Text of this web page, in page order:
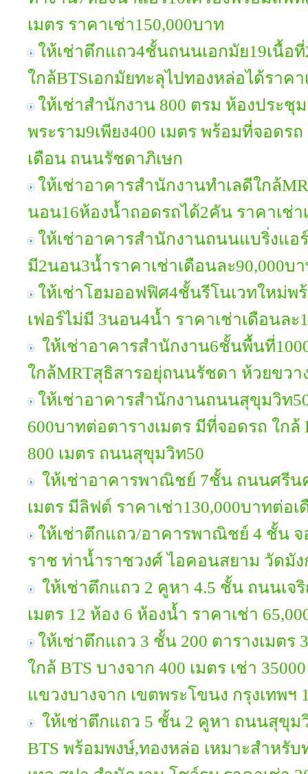
เมตร ราคาเช่า150,000บาท
ให้เช่าตึกแถว4ชั้นถนนเอกมัย19เนื้อที่
ใกล้BTSเอกมัยทะลุไปทองหล่อได้ราคา
ให้เช่าสำนักงาน 800 ตรม ห้องประชุ
พระราม9เพียง400 เมตร พร้อมที่จอดร
เดือน ถนนรัชดาภิเษก
ให้เช่าอาคารสำนักงานทำเลดีใกล้
นอน16ห้องน้ำถอดรถได้2คัน ราคาเช่า
ให้เช่าอาคารสำนักงานถนนแบริ่งแอ
มี2นอน3น้ำราคาเช่าเดือนละ90,000บ
ให้เช่าโฮมออฟฟิศ4ชั้นรีโนเวทใหม่
เฟอร์ไม่มี 3นอน4น้ำ ราคาเช่าเดือนล
ให้เช่าอาคารสำนักงาน6ชั้นพื้นที่
ใกล้MRTสุธิสารอยุ่ถนนรัชดา ห้วยขวา
ให้เช่าอาคารสำนักงานถนนสุขุมวิท
600บาทต่อตารางเมตร มีที่จอดรถ ใก
800 เมตร ถนนสุขุมวิท50
ให้เช่าอาคารพาณิชย์ 7ชั้น ถนนศรีน
เมตร มีลิฟต์ ราคาเช่า130,000บาทต่อเ
ให้เช่าตึกแถว/อาคารพาณิชย์ 4 ชั้น จ
ราช ท่าน้ำราชวงศ์ ไอคอนสยาม วัดมัง
ให้เช่าตึกแถว 2 คูหา 4.5 ชั้น ถนนเจ
เมตร 12 ห้อง 6 ห้องน้ำ ราคาเช่า
ให้เช่าตึกแถว 3 ชั้น 200 ตารางเมต
ใกล้ BTS บางจาก 400 เมตร เช่า
แขวงบางจาก เขตพระโขนง กรุงเทพฯ
ให้เช่าตึกแถว 5 ชั้น 2 คูหา ถนนสุขุม
BTS พร้อมพงษ์,ทองหล่อ เหมาะสำหรับ